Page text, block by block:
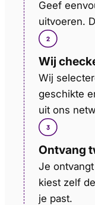
Geef
uitvoeren.
Wij
Wij
geschikte
uit ons
Ontvang
Je
kiest zelf
je past.